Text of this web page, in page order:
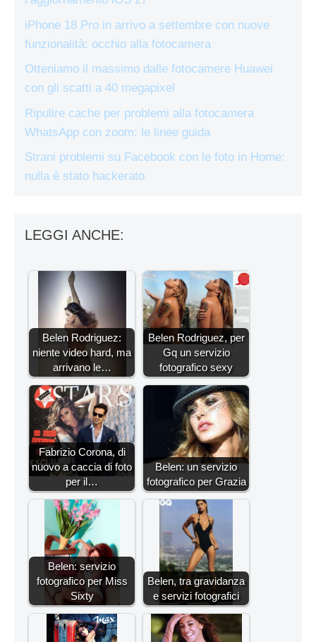
iPhone 18 Pro in arrivo a settembre con nuove
funzionalità: occhio alla fotocamera
Otteniamo il massimo dalle fotocamere Huawei
con gli scatti a 40 megapixel
Ripulire cache per problemi alla fotocamera
WhatsApp con zoom: le linee guida
Strani problemi su Facebook con le foto in Home:
nulla è stato hackerato
LEGGI ANCHE:
Belen Rodriguez:
niente video hard, ma
arrivano le…
Belen Rodriguez, per
Gq un servizio
fotografico sexy
Fabrizio Corona, di
nuovo a caccia di foto
per il…
Belen: un servizio
fotografico per Grazia
Belen: servizio
fotografico per Miss
Sixty
Belen, tra gravidanza
e servizi fotografici